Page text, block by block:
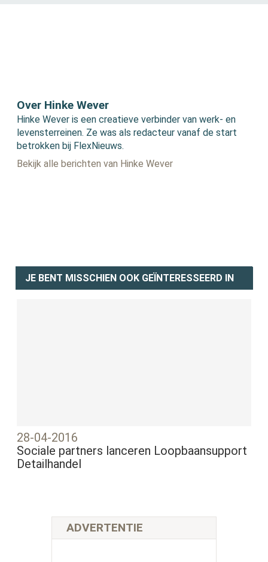
Over Hinke Wever
Hinke Wever is een creatieve verbinder van werk- en
levensterreinen. Ze was als redacteur vanaf de start
betrokken bij FlexNieuws.
Bekijk alle berichten van Hinke Wever
JE BENT MISSCHIEN OOK GEÏNTERESSEERD IN
28-04-2016
Sociale partners lanceren Loopbaansupport
Detailhandel
ADVERTENTIE